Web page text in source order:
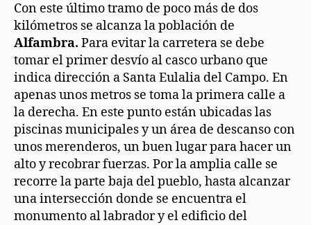
Con este último tramo de poco más de dos
kilómetros se alcanza la población de
Alfambra. Para evitar la carretera se debe
tomar el primer desvío al casco urbano que
indica dirección a Santa Eulalia del Campo. En
apenas unos metros se toma la primera calle a
la derecha. En este punto están ubicadas las
piscinas municipales y un área de descanso con
unos merenderos, un buen lugar para hacer un
alto y recobrar fuerzas. Por la amplia calle se
recorre la parte baja del pueblo, hasta alcanzar
una intersección donde se encuentra el
monumento al labrador y el edificio del